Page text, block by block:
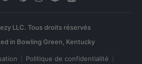
LLC. Tous droits réservés
Politique de confidentialité